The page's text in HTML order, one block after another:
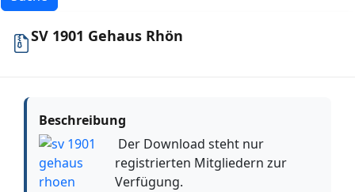
SV 1901 Gehaus Rhön
Beschreibung
Der Download steht nur
registrierten Mitgliedern zur
Verfügung.